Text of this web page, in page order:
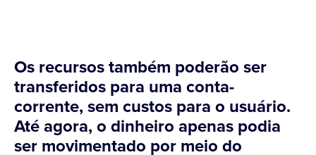
Os recursos também poderão ser
transferidos para uma conta-
corrente, sem custos para o usuário.
Até agora, o dinheiro apenas podia
ser movimentado por meio do